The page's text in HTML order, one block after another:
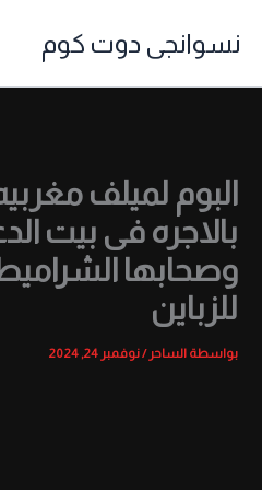
نسوانجى دوت كوم
البوم لميلف
بالاجره فى بيت
وصحابها
للزباين
بواسطة الساحر/نوفمبر 24, 2024